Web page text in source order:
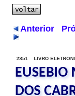
Anterior
2851 LIVRO
EUSEBIO
DOS